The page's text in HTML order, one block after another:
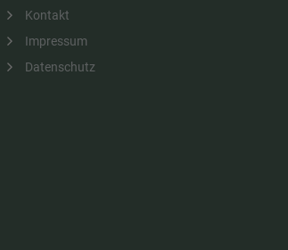
Kontakt
Impressum
Datenschutz